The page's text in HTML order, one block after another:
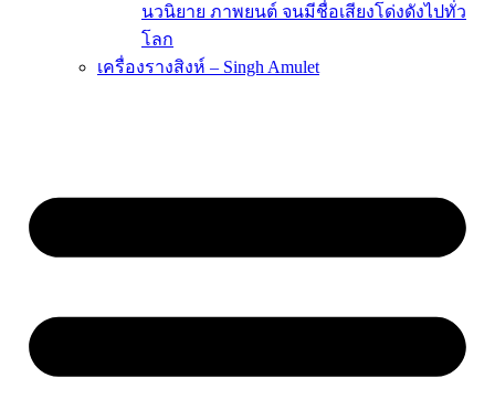
นวนิยาย ภาพยนต์ จนมีชื่อเสียงโด่งดังไปทั่ว
โลก
เครื่องรางสิงห์ – Singh Amulet